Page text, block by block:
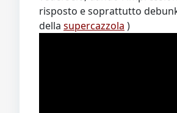
risposto e soprattutto
della supercazzola )